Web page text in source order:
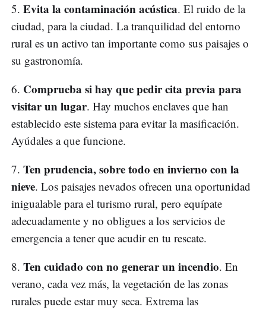
5. Evita la contaminación acústica. El ruido de la
ciudad, para la ciudad. La tranquilidad del entorno
rural es un activo tan importante como sus paisajes o
su gastronomía.
6. Comprueba si hay que pedir cita previa para
visitar un lugar. Hay muchos enclaves que han
establecido este sistema para evitar la masificación.
Ayúdales a que funcione.
7. Ten prudencia, sobre todo en invierno con la
nieve. Los paisajes nevados ofrecen una oportunidad
inigualable para el turismo rural, pero equípate
adecuadamente y no obligues a los servicios de
emergencia a tener que acudir en tu rescate.
8. Ten cuidado con no generar un incendio. En
verano, cada vez más, la vegetación de las zonas
rurales puede estar muy seca. Extrema las